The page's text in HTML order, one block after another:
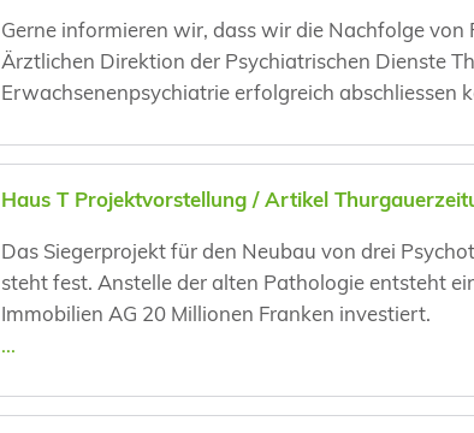
Gerne informieren wir, dass wir die Nachfolge
Ärztlichen Direktion der Psychiatrischen Dienste
Erwachsenenpsychiatrie erfolgreich abschliessen
Haus T Projektvorstellung / Artikel
Das Siegerprojekt für den Neubau von drei
steht fest. Anstelle der alten Pathologie entsteht
Immobilien AG 20 Millionen Franken investiert.
...